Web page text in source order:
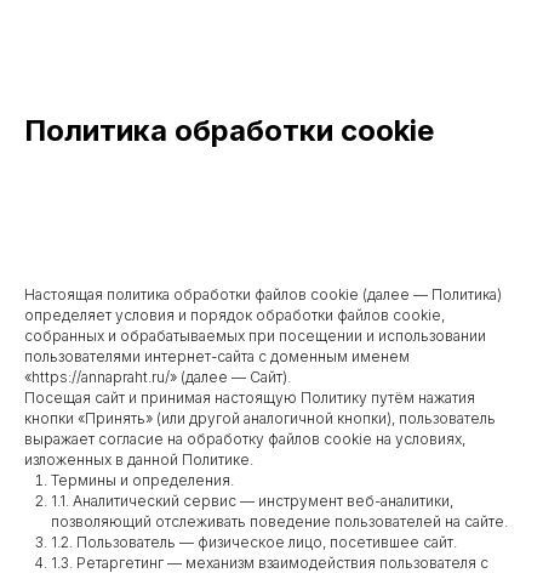
Политика обработки cookie
Настоящая политика обработки файлов cookie (далее — Политика)
определяет условия и порядок обработки файлов cookie,
собранных и обрабатываемых при посещении и использовании
пользователями интернет-сайта с доменным именем
«https://annapraht.ru/» (далее — Сайт).
Посещая сайт и принимая настоящую Политику путём нажатия
кнопки «Принять» (или другой аналогичной кнопки), пользователь
выражает согласие на обработку файлов cookie на условиях,
изложенных в данной Политике.
Термины и определения.
1.1. Аналитический сервис — инструмент веб-аналитики,
позволяющий отслеживать поведение пользователей на сайте.
1.2. Пользователь — физическое лицо, посетившее сайт.
1.3. Ретаргетинг — механизм взаимодействия пользователя с